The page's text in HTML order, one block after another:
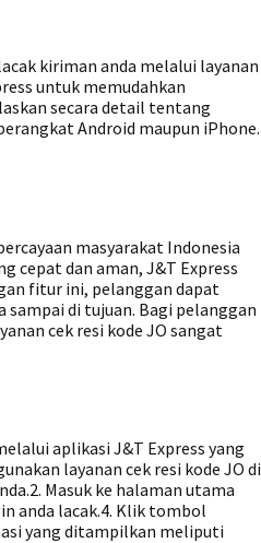
kiriman anda melalui layanan
untuk memudahkan
secara detail tentang
Android maupun iPhone.
masyarakat Indonesia
cepat dan aman, J&T Express
fitur ini, pelanggan dapat
di tujuan. Bagi pelanggan
cek resi kode JO sangat
aplikasi J&T Express yang
layanan cek resi kode JO di
Masuk ke halaman utama
anda lacak.4. Klik tombol
yang ditampilkan meliputi